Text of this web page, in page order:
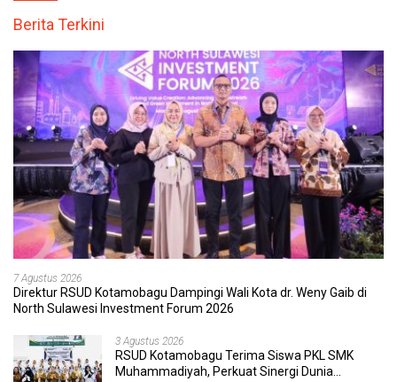
Berita Terkini
7 Agustus 2026
Direktur RSUD Kotamobagu Dampingi Wali Kota dr. Weny Gaib di
North Sulawesi Investment Forum 2026
3 Agustus 2026
RSUD Kotamobagu Terima Siswa PKL SMK
Muhammadiyah, Perkuat Sinergi Dunia